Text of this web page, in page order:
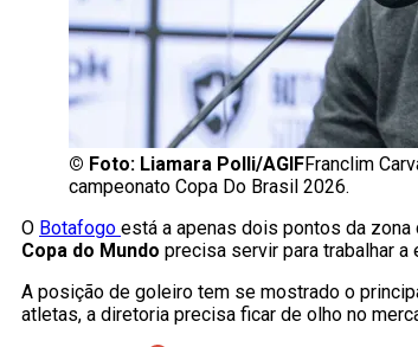
© Foto: Liamara Polli/AGIFFranclim
campeonato Copa Do Brasil 2026.
O Botafogo está a apenas dois pontos da zona
Copa do Mundo precisa servir para trabalhar a
A posição de goleiro tem se mostrado o
atletas, a diretoria precisa ficar de olho no